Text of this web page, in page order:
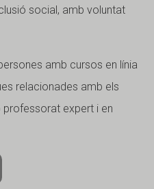
social, amb voluntat
amb cursos en línia
relacionades amb els
professorat expert i en